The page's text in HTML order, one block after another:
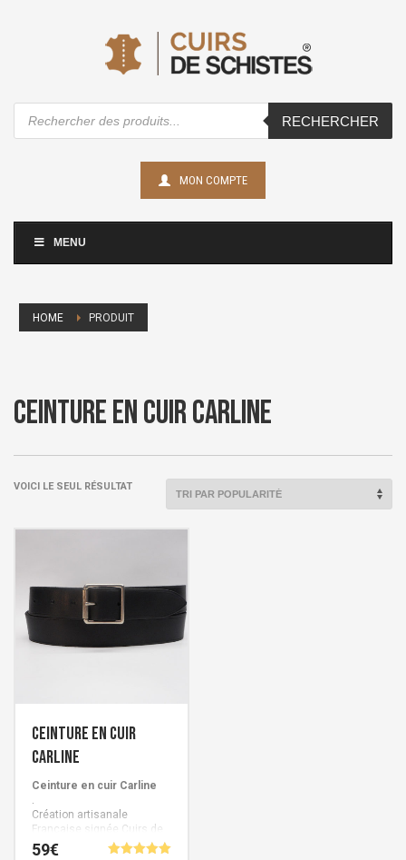
Recherche
de
produits
RECHERCHER
MON COMPTE
MENU
HOME PRODUIT
Ceinture en cuir Carline
VOICI LE SEUL RÉSULTAT
Ceinture en cuir
Carline
Ceinture en cuir Carline
Création artisanale
Française signée Cuirs de
Schistes.
59€